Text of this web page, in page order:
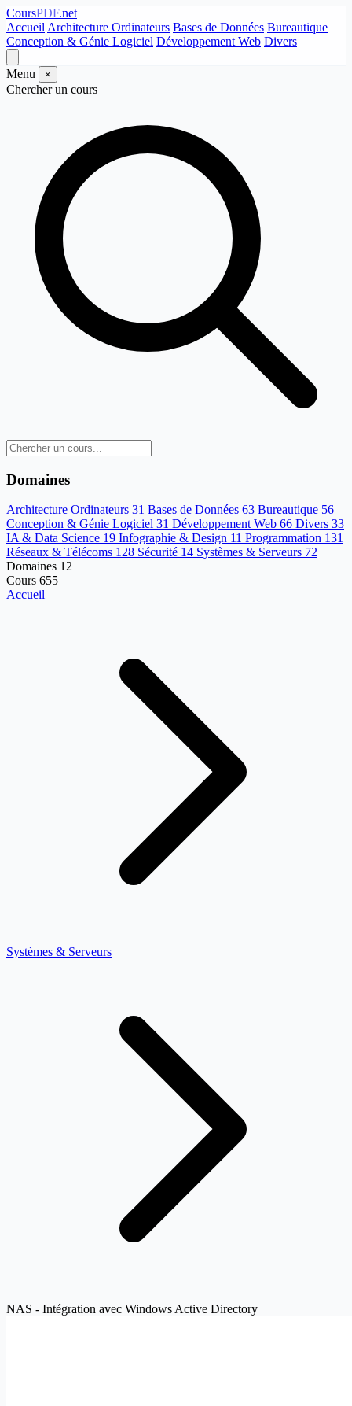
CoursPDF.net
Accueil Architecture Ordinateurs Bases de Données Bureautique
Conception & Génie Logiciel Développement Web Divers
Menu ×
Chercher un cours
Domaines
Architecture Ordinateurs 31 Bases de Données 63 Bureautique 56
Conception & Génie Logiciel 31 Développement Web 66 Divers 33
IA & Data Science 19 Infographie & Design 11 Programmation 131
Réseaux & Télécoms 128 Sécurité 14 Systèmes & Serveurs 72
Domaines 12
Cours 655
Accueil
Systèmes & Serveurs
NAS - Intégration avec Windows Active Directory